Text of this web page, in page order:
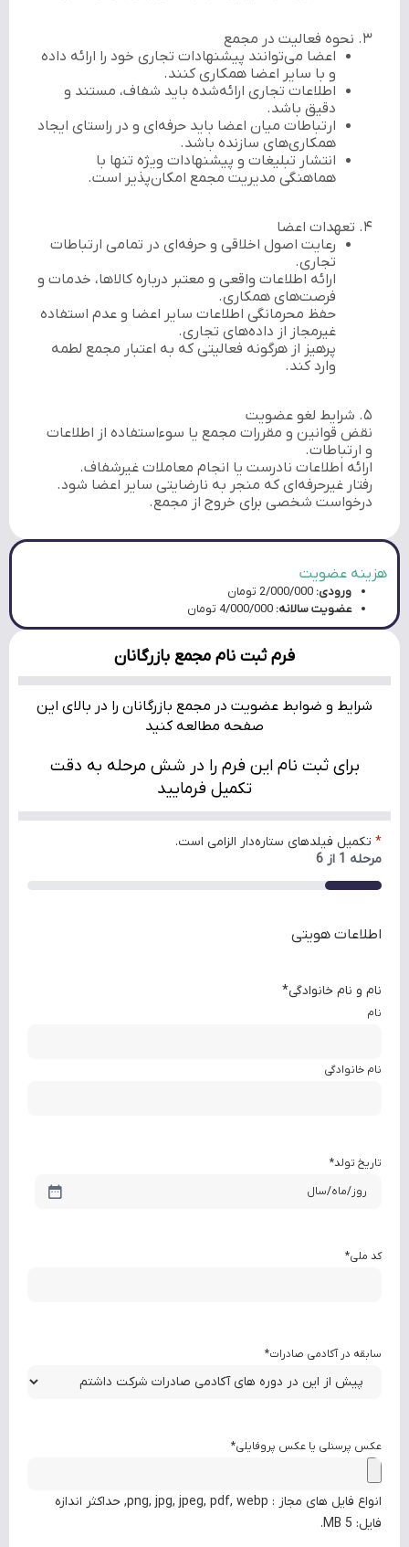
۳. نحوه فعالیت در مجمع
اعضا می‌توانند پیشنهادات تجاری خود را ارائه داده
و با سایر اعضا همکاری کنند.
اطلاعات تجاری ارائه‌شده باید شفاف، مستند و
دقیق باشد.
ارتباطات میان اعضا باید حرفه‌ای و در راستای ایجاد
همکاری‌های سازنده باشد.
انتشار تبلیغات و پیشنهادات ویژه تنها با
هماهنگی مدیریت مجمع امکان‌پذیر است.
۴. تعهدات اعضا
رعایت اصول اخلاقی و حرفه‌ای در تمامی ارتباطات
تجاری.
ارائه اطلاعات واقعی و معتبر درباره کالاها، خدمات و
فرصت‌های همکاری.
حفظ محرمانگی اطلاعات سایر اعضا و عدم استفاده
غیرمجاز از داده‌های تجاری.
پرهیز از هرگونه فعالیتی که به اعتبار مجمع لطمه
وارد کند.
۵. شرایط لغو عضویت
نقض قوانین و مقررات مجمع یا سوءاستفاده از اطلاعات
و ارتباطات.
ارائه اطلاعات نادرست یا انجام معاملات غیرشفاف.
رفتار غیرحرفه‌ای که منجر به نارضایتی سایر اعضا شود.
درخواست شخصی برای خروج از مجمع.
هزینه عضویت
ورودی:
عضویت سالانه:
فرم ثبت نام مجمع بازرگانان
شرایط و ضوابط عضویت در مجمع بازرگانان را در بالای این
صفحه مطالعه کنید
برای ثبت نام این فرم را در شش مرحله به دقت
تکمیل فرمایید
* تکمیل فیلدهای ستاره‌دار الزامی است.
مرحله 1 از 6
16%
اطلاعات هویتی
نام و نام خانوادگی*
نام
نام خانوادگی
تاریخ تولد*
کد ملی*
سابقه در آکادمی صادرات*
عکس پرسنلی یا عکس پروفایلی*
انواع فایل های مجاز : png, jpg, jpeg, pdf, webp, حداکثر اندازه
فایل: 5 MB.